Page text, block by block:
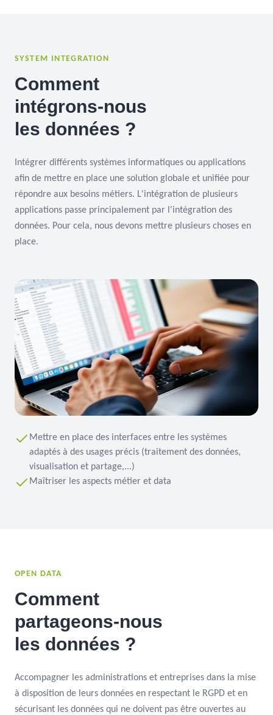
SYSTEM INTEGRATION
Comment
intégrons-nous
les données ?
Intégrer différents systèmes informatiques ou applications
afin de mettre en place une solution globale et unifiée pour
répondre aux besoins métiers. L'intégration de plusieurs
applications passe principalement par l'intégration des
données. Pour cela, nous devons mettre plusieurs choses en
place.
Mettre en place des interfaces entre les systèmes
adaptés à des usages précis (traitement des données,
visualisation et partage,...)
Maîtriser les aspects métier et data
OPEN DATA
Comment
partageons-nous
les données ?
Accompagner les administrations et entreprises dans la mise
à disposition de leurs données en respectant le RGPD et en
sécurisant les données qui ne doivent pas être ouvertes au